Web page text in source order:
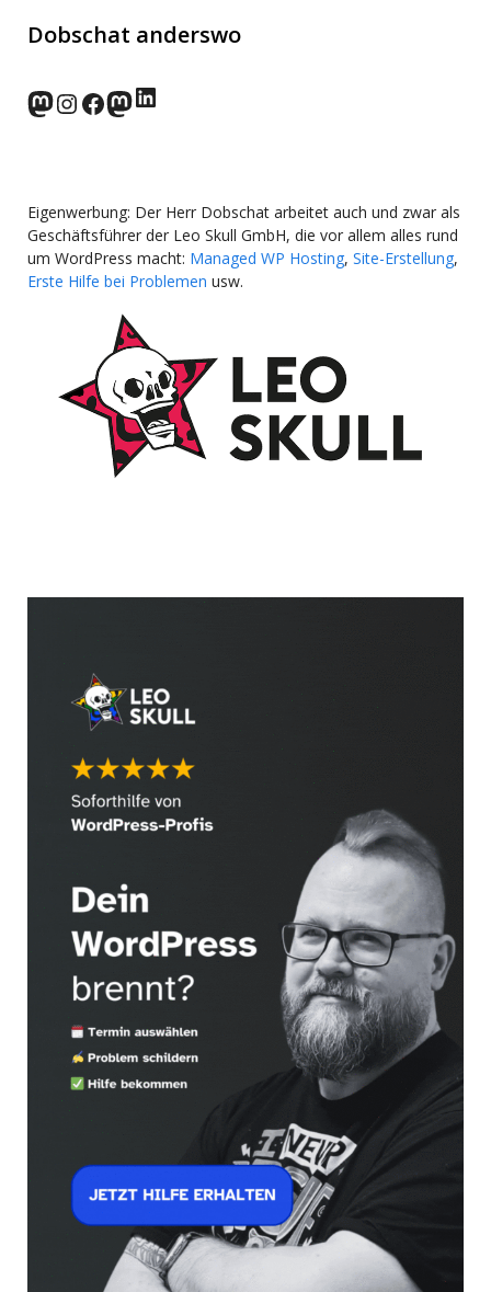
Dobschat anderswo
norden.social
Instagram
Facebook
wp-punks.social
LinkedIn
Eigenwerbung: Der Herr Dobschat arbeitet auch und zwar als
Geschäftsführer der Leo Skull GmbH, die vor allem alles rund
um WordPress macht: Managed WP Hosting, Site-Erstellung,
Erste Hilfe bei Problemen usw.